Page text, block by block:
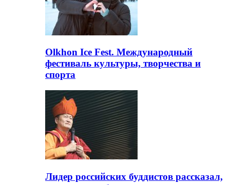
Olkhon Ice Fest. Международный
фестиваль культуры, творчества и
спорта
Лидер российских буддистов рассказал,